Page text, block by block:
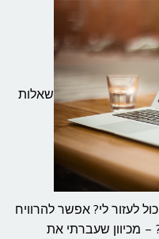
שאלות
לעזור לי? אפשר להרוויח
מכיוון שעברתי את